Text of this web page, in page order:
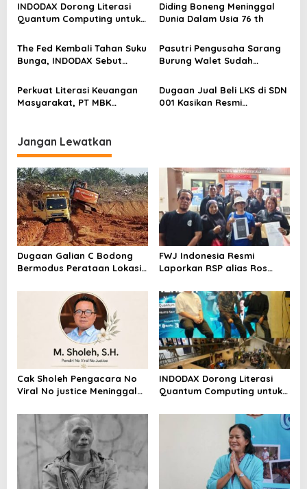
p
s
INDODAX Dorong Literasi
Quantum Computing untuk
Blockchain
Diding Boneng Meninggal
Dunia Dalam Usia 76 th
The Fed Kembali Tahan Suku
Bunga, INDODAX Sebut
Sentimen Pasar
Pasutri Pengusaha Sarang
Burung Walet Sudah
Pelapor Desak Polda Jambi
Segera Lakukan Penahanan
Perkuat Literasi Keuangan
Masyarakat, PT MBK
Dugaan Jual Beli LKS di SDN
001 Kasikan Resmi
Jangan Lewatkan
Dugaan Galian C Bodong
Bermodus Perataan Lokasi
Riau Akan Tinjauan Lokasi
FWJ Indonesia Resmi
Laporkan RSP alias Ros
Cak Sholeh Pengacara No
Viral No justice Meninggal
INDODAX Dorong Literasi
Quantum Computing untuk
Blockchain